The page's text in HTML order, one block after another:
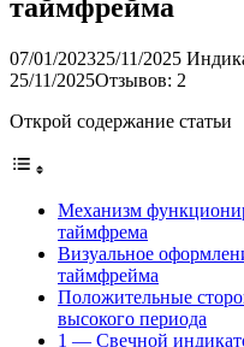
таймфрейма
07/01/202325/11/2025
25/11/2025Отзывов: 2
Открой содержание статьи
Механизм
таймфрема
Визуальное
таймфрейма
Положительные
высокого периода
1 — Свечной